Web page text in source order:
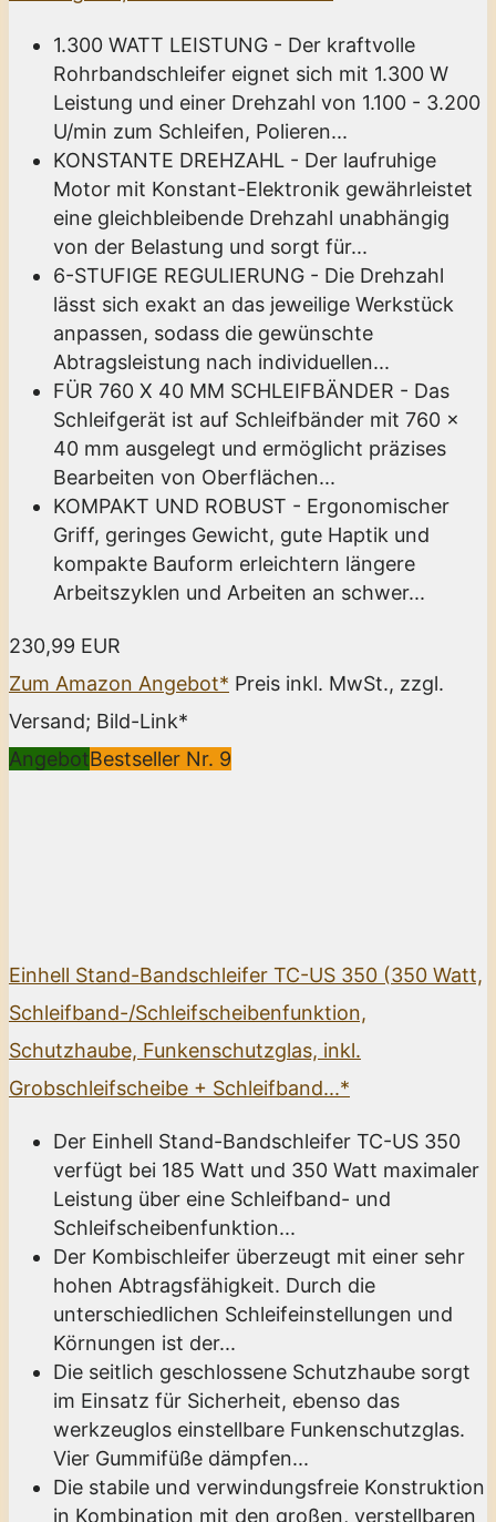
1.300 WATT LEISTUNG - Der kraftvolle
Rohrbandschleifer eignet sich mit 1.300 W
Leistung und einer Drehzahl von 1.100 - 3.200
U/min zum Schleifen, Polieren...
KONSTANTE DREHZAHL - Der laufruhige
Motor mit Konstant-Elektronik gewährleistet
eine gleichbleibende Drehzahl unabhängig
von der Belastung und sorgt für...
6-STUFIGE REGULIERUNG - Die Drehzahl
lässt sich exakt an das jeweilige Werkstück
anpassen, sodass die gewünschte
Abtragsleistung nach individuellen...
FÜR 760 X 40 MM SCHLEIFBÄNDER - Das
Schleifgerät ist auf Schleifbänder mit 760 x
40 mm ausgelegt und ermöglicht präzises
Bearbeiten von Oberflächen...
KOMPAKT UND ROBUST - Ergonomischer
Griff, geringes Gewicht, gute Haptik und
kompakte Bauform erleichtern längere
Arbeitszyklen und Arbeiten an schwer...
230,99 EUR
Zum Amazon Angebot* Preis inkl. MwSt., zzgl.
Versand; Bild-Link*
AngebotBestseller Nr. 9
Einhell Stand-Bandschleifer TC-US 350 (350 Watt,
Schleifband-/Schleifscheibenfunktion,
Schutzhaube, Funkenschutzglas, inkl.
Grobschleifscheibe + Schleifband...*
Der Einhell Stand-Bandschleifer TC-US 350
verfügt bei 185 Watt und 350 Watt maximaler
Leistung über eine Schleifband- und
Schleifscheibenfunktion...
Der Kombischleifer überzeugt mit einer sehr
hohen Abtragsfähigkeit. Durch die
unterschiedlichen Schleifeinstellungen und
Körnungen ist der...
Die seitlich geschlossene Schutzhaube sorgt
im Einsatz für Sicherheit, ebenso das
werkzeuglos einstellbare Funkenschutzglas.
Vier Gummifüße dämpfen...
Die stabile und verwindungsfreie Konstruktion
in Kombination mit den großen, verstellbaren